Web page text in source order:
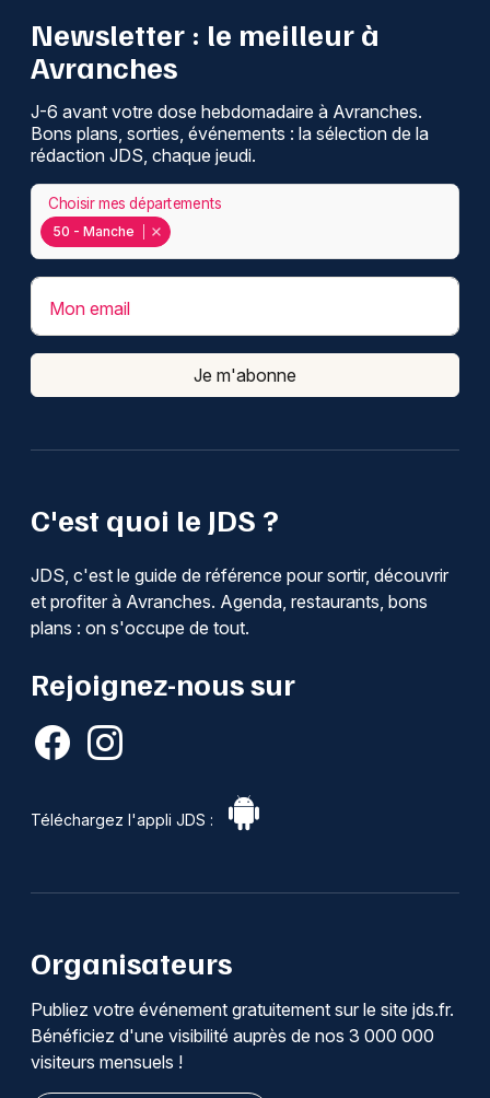
C'est quoi le JDS ?
JDS, c'est le guide de référence pour sortir, découvrir
et profiter à Avranches. Agenda, restaurants, bons
plans : on s'occupe de tout.
Rejoignez-nous sur
Téléchargez l'appli JDS :
Newsletter : le meilleur à
Avranches
J-6 avant votre dose hebdomadaire à Avranches.
Bons plans, sorties, événements : la sélection de la
rédaction JDS, chaque jeudi.
50 - Manche
Choisir mes départements
Mon email
Je m'abonne
Organisateurs
Publiez votre événement gratuitement sur le site jds.fr.
Bénéficiez d'une visibilité auprès de nos 3 000 000
visiteurs mensuels !